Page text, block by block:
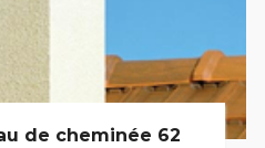
de cheminée 62